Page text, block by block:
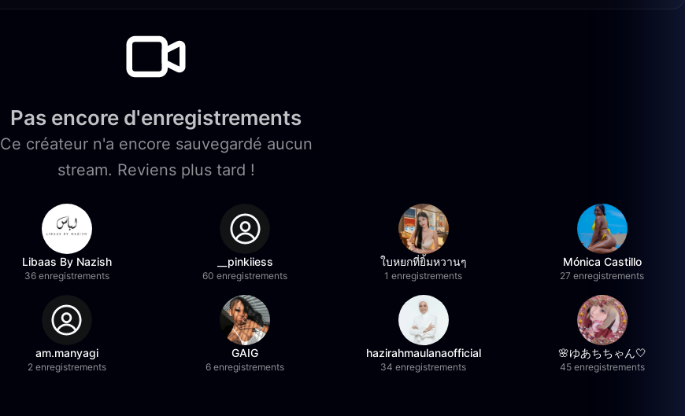
Pas encore d'enregistrements
Ce créateur n'a encore sauvegardé aucun
stream. Reviens plus tard !
Libaas By Nazish
36 enregistrements
__pinkiiess
60 enregistrements
ใบหยกที่ยิ้มหวานๆ
1 enregistrements
Mónica Castillo
27 enregistrements
am.manyagi
2 enregistrements
GAIG
6 enregistrements
hazirahmaulanaofficial
34 enregistrements
🌸ゆあちちゃん🤍
45 enregistrements